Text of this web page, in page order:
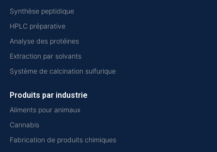
Synthèse peptidique
HPLC préparative
Analyse des protéines
Extraction par solvants
Système de calcination sulfurique
Produits par industrie
Aliments pour animaux
Cannabis
Fabrication de produits chimiques